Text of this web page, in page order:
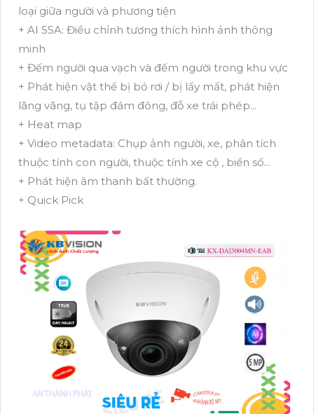
loại giữa người và phương tiện
+ AI SSA: Điều chỉnh tương thích hình ảnh thông
minh
+ Đếm người qua vạch và đếm người trong khu vực
+ Phát hiện vật thể bị bỏ rơi / bị lấy mất, phát hiện
lãng vãng, tụ tập đám đông, đỗ xe trái phép...
+ Heat map
+ Video metadata: Chụp ảnh người, xe, phân tích
thuộc tính con người, thuộc tính xe cộ , biển số...
+ Phát hiện âm thanh bất thường.
+ Quick Pick